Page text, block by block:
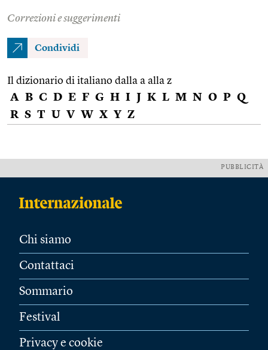
Correzioni e suggerimenti
Condividi
Il dizionario di italiano dalla a alla z
A B C D E F G H I J K L M N O P Q
R S T U V W X Y Z
PUBBLICITÀ
Chi siamo
Contattaci
Sommario
Festival
Privacy e cookie